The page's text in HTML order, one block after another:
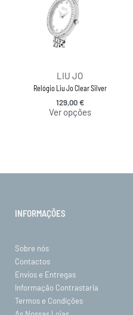
LIU JO
Relógio Liu Jo Clear Silver
129,00€
Ver opções
INFORMAÇÕES
Sobre nós
Contactos
Envios e Entregas
Informação Contrastaria
Termos e Condições